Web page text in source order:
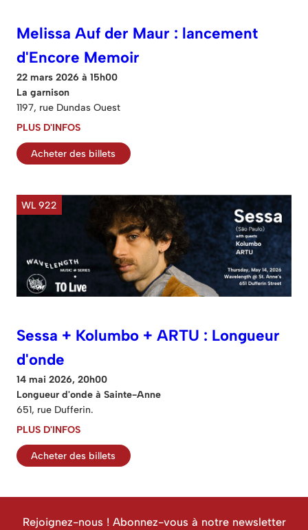
Melissa Auf der Maur : lancement
d'Encore Memoir
22 mars 2026 à 15h00
La garnison
1197, rue Dundas Ouest
PLUS D'INFOS
Acheter des billets
WL 922
Sessa + Kolumbo + ARTU : Longueur
d'onde
14 mai 2026, 20h00
Longueur d'onde à Sainte-Anne
651, rue Dufferin.
PLUS D'INFOS
Acheter des billets
Rejoignez-nous ! Abonnez-vous à notre newsletter